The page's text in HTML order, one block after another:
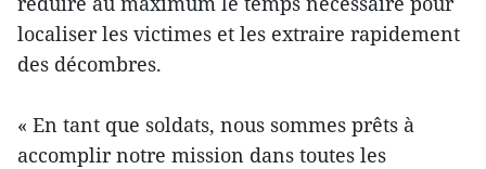
localiser les victimes et les extraire rapidement
des décombres.
« En tant que soldats, nous sommes prêts à
accomplir notre mission dans toutes les